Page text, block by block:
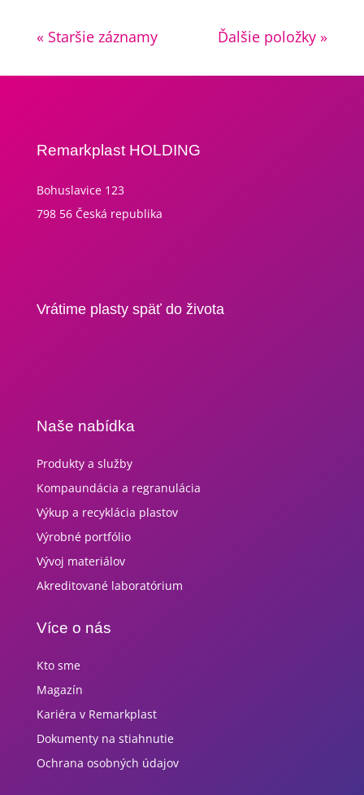
« Staršie záznamy Ďalšie položky »
Remarkplast HOLDING
Bohuslavice 123
798 56 Česká republika
Vrátime plasty späť do života
Naše nabídka
Produkty a služby
Kompaundácia a regranulácia
Výkup a recyklácia plastov
Výrobné portfólio
Vývoj materiálov
Akreditované laboratórium
Více o nás
Kto sme
Magazín
Kariéra v Remarkplast
Dokumenty na stiahnutie
Ochrana osobných údajov